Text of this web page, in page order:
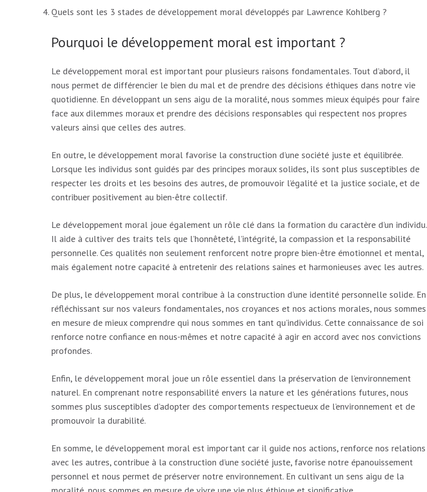
Quels sont les 3 stades de développement moral développés par Lawrence Kohlberg ?
Pourquoi le développement moral est important ?
Le développement moral est important pour plusieurs raisons fondamentales. Tout d’abord, il
nous permet de différencier le bien du mal et de prendre des décisions éthiques dans notre vie
quotidienne. En développant un sens aigu de la moralité, nous sommes mieux équipés pour faire
face aux dilemmes moraux et prendre des décisions responsables qui respectent nos propres
valeurs ainsi que celles des autres.
En outre, le développement moral favorise la construction d’une société juste et équilibrée.
Lorsque les individus sont guidés par des principes moraux solides, ils sont plus susceptibles de
respecter les droits et les besoins des autres, de promouvoir l’égalité et la justice sociale, et de
contribuer positivement au bien-être collectif.
Le développement moral joue également un rôle clé dans la formation du caractère d’un individu.
Il aide à cultiver des traits tels que l’honnêteté, l’intégrité, la compassion et la responsabilité
personnelle. Ces qualités non seulement renforcent notre propre bien-être émotionnel et mental,
mais également notre capacité à entretenir des relations saines et harmonieuses avec les autres.
De plus, le développement moral contribue à la construction d’une identité personnelle solide. En
réfléchissant sur nos valeurs fondamentales, nos croyances et nos actions morales, nous sommes
en mesure de mieux comprendre qui nous sommes en tant qu’individus. Cette connaissance de soi
renforce notre confiance en nous-mêmes et notre capacité à agir en accord avec nos convictions
profondes.
Enfin, le développement moral joue un rôle essentiel dans la préservation de l’environnement
naturel. En comprenant notre responsabilité envers la nature et les générations futures, nous
sommes plus susceptibles d’adopter des comportements respectueux de l’environnement et de
promouvoir la durabilité.
En somme, le développement moral est important car il guide nos actions, renforce nos relations
avec les autres, contribue à la construction d’une société juste, favorise notre épanouissement
personnel et nous permet de préserver notre environnement. En cultivant un sens aigu de la